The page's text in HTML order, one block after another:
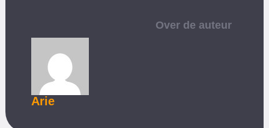
Over de auteur
Arie